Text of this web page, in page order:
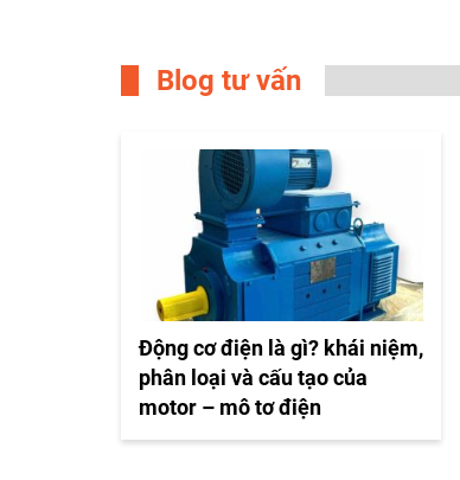
Blog tư vấn
Động cơ điện là gì? khái niệm,
phân loại và cấu tạo của
motor – mô tơ điện